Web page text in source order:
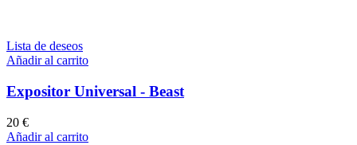
Lista de deseos
Añadir al carrito
Expositor Universal - Beast
20 €
Añadir al carrito